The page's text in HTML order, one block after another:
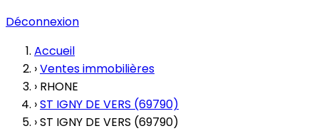
Déconnexion
Accueil
›Ventes immobilières
› RHONE
›ST IGNY DE VERS (69790)
›ST IGNY DE VERS (69790)